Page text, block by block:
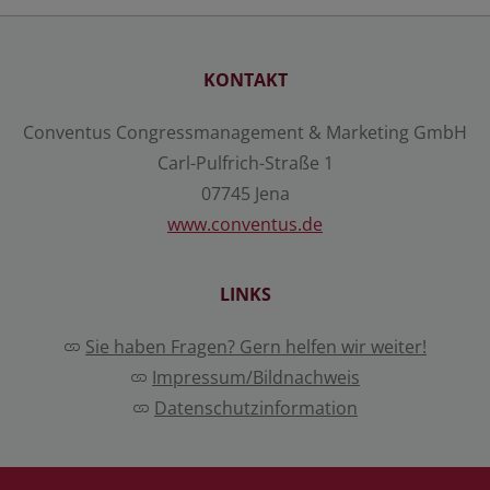
KONTAKT
Conventus Congressmanagement & Marketing GmbH
Carl-Pulfrich-Straße 1
07745 Jena
www.conventus.de
LINKS
Sie haben Fragen? Gern helfen wir weiter!
Impressum/Bildnachweis
Datenschutzinformation
Speichern
Details anzeigen
Impressum|Datenschutz